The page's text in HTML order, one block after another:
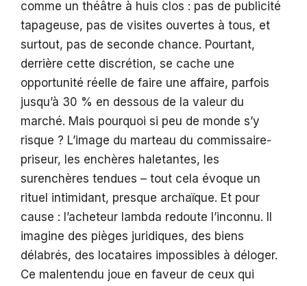
comme un théâtre à huis clos : pas de publicité
tapageuse, pas de visites ouvertes à tous, et
surtout, pas de seconde chance. Pourtant,
derrière cette discrétion, se cache une
opportunité réelle de faire une affaire, parfois
jusqu’à 30 % en dessous de la valeur du
marché. Mais pourquoi si peu de monde s’y
risque ? L’image du marteau du commissaire-
priseur, les enchères haletantes, les
surenchères tendues – tout cela évoque un
rituel intimidant, presque archaïque. Et pour
cause : l’acheteur lambda redoute l’inconnu. Il
imagine des pièges juridiques, des biens
délabrés, des locataires impossibles à déloger.
Ce malentendu joue en faveur de ceux qui